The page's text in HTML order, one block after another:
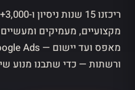
מקצועיים, מעמיקים
ורשתות — כדי שתבנו מנוע